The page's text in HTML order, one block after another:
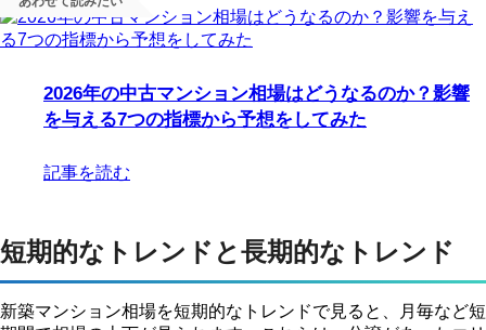
10
121.0653.2 32.55
11
118.5453.9
32.91
2
119.7756.2936.02
2026年の中古マンション相場はどうなるのか？影響
を与える7つの指標から予想をしてみた
記事を読む
短期的なトレンドと長期的なトレンド
新築マンション相場を短期的なトレンドで見ると、月毎など短